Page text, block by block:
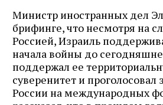
Министр иностранных дел
брифинге, что несмотря на
Россией, Израиль
начала войны до
поддержал ее
суверенитет и проголосовал
России на международных